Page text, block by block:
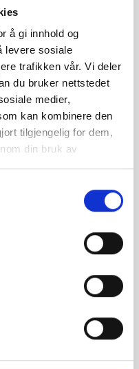
å gi innhold og
levere sosiale
trafikken vår. Vi deler
du bruker nettstedet
medier,
kan kombinere den
tilgjengelig for dem,
din bruk av